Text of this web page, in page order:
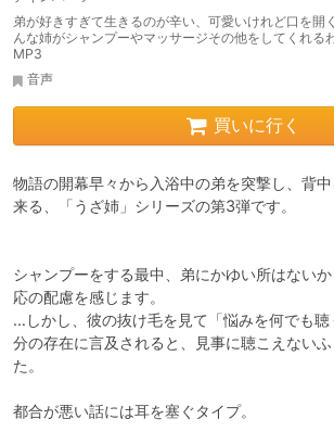
弟が好きすぎて生きるのが辛い、可愛いけれど口を開
んな姉がシャンプーやマッサージその他をしてくれる
MP3
音声
買いに行く
物語の開幕早々から入浴中の弟を突撃し、背
来る、「うざ姉」シリーズの第3弾です。
シャンプーをする最中、弟にかゆい所はない
応の配慮を感じます。
…しかし、彼の抜け毛を見て「悩みを何でも聴
分の存在に言及されると、見事に聴こえない
た。
都合が悪い話には耳を塞ぐタイプ。